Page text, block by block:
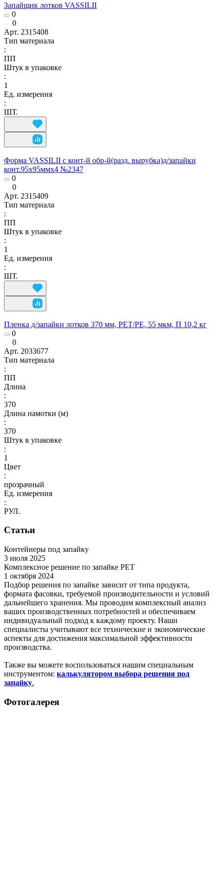
Запайщик лотков VASSILII
0
0
Арт. 2315408
Тип материала
:
ПП
Штук в упаковке
:
1
Ед. измерения
:
ШТ.
Форма VASSILII с конт-й обр-й(разд. вырубка)д/запайки
конт.95х95ммx4 №2347
0
0
Арт. 2315409
Тип материала
:
ПП
Штук в упаковке
:
1
Ед. измерения
:
ШТ.
Пленка д/запайки лотков 370 мм, РЕТ/РЕ, 55 мкм, П 10,2 кг
0
0
Арт. 2033677
Тип материала
:
ПП
Длина
:
370
Длина намотки (м)
:
370
Штук в упаковке
:
1
Цвет
:
прозрачный
Ед. измерения
:
РУЛ.
Статьи
Контейнеры под запайку
3 июля 2025
Комплексное решение по запайке PET
1 октября 2024
Подбор решения по запайке зависит от типа продукта,
формата фасовки, требуемой производительности и условий
дальнейшего хранения. Мы проводим комплексный анализ
ваших производственных потребностей и обеспечиваем
индивидуальный подход к каждому проекту. Наши
специалисты учитывают все технические и экономические
аспекты для достижения максимальной эффективности
производства.
Также вы можете воспользоваться нашим специальным
инструментом: калькулятором выбора решения под
запайку.
Фотогалерея